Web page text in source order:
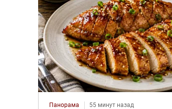
Панорама 55 минут назад